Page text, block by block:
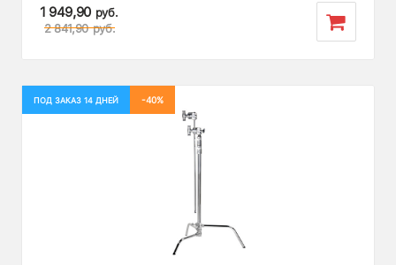
1 949,90 руб.
2 841,90 руб.
ПОД ЗАКАЗ 14 ДНЕЙ -40%